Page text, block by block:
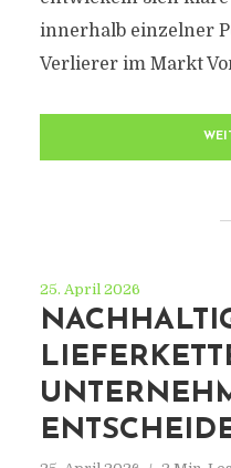
innerhalb einzelner
Verlierer im Markt
25. April 2026